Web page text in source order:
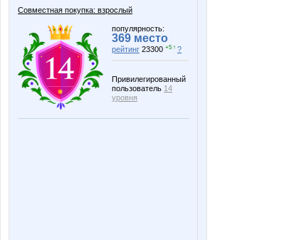
Совместная покупка: взрослый
популярность:
369 место
рейтинг 23300 +5 ↑ ?
Привилегированный
пользователь 14
уровня